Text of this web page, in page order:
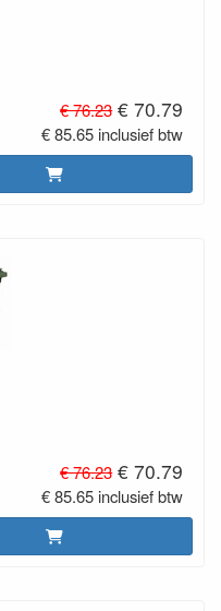
€ 76.23 € 70.79
€ 85.65 inclusief btw
€ 76.23 € 70.79
€ 85.65 inclusief btw